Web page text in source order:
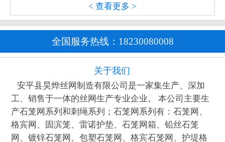
< 查看更多 >
全国服务热线： 18230080008
关于我们
安平县昊烨丝网制造有限公司是一家集生产、深加
工、销售于一体的丝网生产专业企业。 本公司主要生
产石笼网系列和刺绳系列；石笼网系列有：石笼网、
格宾网、固滨笼、雷诺护垫、石笼网箱、铅丝石笼
网、镀锌石笼网、包塑石笼网、格宾石笼网、护堤格